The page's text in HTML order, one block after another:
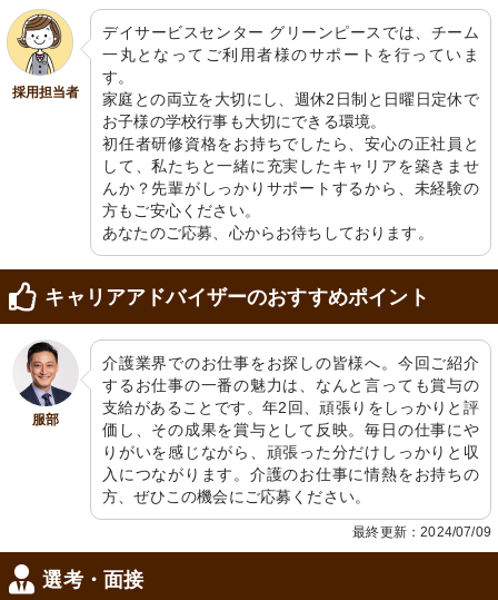
採用担当者
デイサービスセンター グリーンピースでは、チーム
一丸となってご利用者様のサポートを行っていま
す。
家庭との両立を大切にし、週休2日制と日曜日定休で
お子様の学校行事も大切にできる環境。
初任者研修資格をお持ちでしたら、安心の正社員と
して、私たちと一緒に充実したキャリアを築きませ
んか？先輩がしっかりサポートするから、未経験の
方もご安心ください。
あなたのご応募、心からお待ちしております。
キャリアアドバイザーのおすすめポイント
服部
介護業界でのお仕事をお探しの皆様へ。今回ご紹介
するお仕事の一番の魅力は、なんと言っても賞与の
支給があることです。年2回、頑張りをしっかりと評
価し、その成果を賞与として反映。毎日の仕事にや
りがいを感じながら、頑張った分だけしっかりと収
入につながります。介護のお仕事に情熱をお持ちの
方、ぜひこの機会にご応募ください。
最終更新：2024/07/09
選考・面接